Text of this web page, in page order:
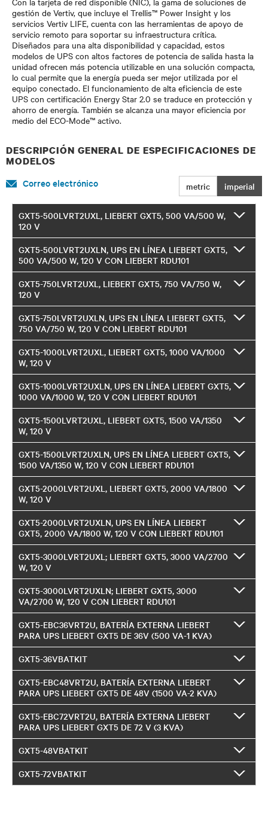
gestión de Vertiv, que incluye el Trellis™ Power Insight y los
servicios Vertiv LIFE, cuenta con las herramientas de apoyo de
servicio remoto para soportar su infraestructura crítica.
Diseñados para una alta disponibilidad y capacidad, estos
modelos de UPS con altos factores de potencia de salida hasta la
unidad ofrecen más potencia utilizable en una solución compacta,
lo cual permite que la energía pueda ser mejor utilizada por el
equipo conectado. El funcionamiento de alta eficiencia de este
UPS con certificación Energy Star 2.0 se traduce en protección y
ahorro de energía. También se alcanza una mayor eficiencia por
medio del ECO-Mode™ activo.
DESCRIPCIÓN GENERAL DE ESPECIFICACIONES DE
MODELOS
metric imperial
Correo electrónico
GXT5-500LVRT2UXL, LIEBERT GXT5, 500 VA/500 W,
120 V
GXT5-500LVRT2UXLN, UPS EN LÍNEA LIEBERT GXT5,
500 VA/500 W, 120 V CON LIEBERT RDU101
GXT5-750LVRT2UXL, LIEBERT GXT5, 750 VA/750 W,
120 V
GXT5-750LVRT2UXLN, UPS EN LÍNEA LIEBERT GXT5,
750 VA/750 W, 120 V CON LIEBERT RDU101
GXT5-1000LVRT2UXL, LIEBERT GXT5, 1000 VA/1000
W, 120 V
GXT5-1000LVRT2UXLN, UPS EN LÍNEA LIEBERT GXT5,
1000 VA/1000 W, 120 V CON LIEBERT RDU101
GXT5-1500LVRT2UXL, LIEBERT GXT5, 1500 VA/1350
W, 120 V
GXT5-1500LVRT2UXLN, UPS EN LÍNEA LIEBERT GXT5,
1500 VA/1350 W, 120 V CON LIEBERT RDU101
GXT5-2000LVRT2UXL, LIEBERT GXT5, 2000 VA/1800
W, 120 V
GXT5-2000LVRT2UXLN, UPS EN LÍNEA LIEBERT
GXT5, 2000 VA/1800 W, 120 V CON LIEBERT RDU101
GXT5-3000LVRT2UXL; LIEBERT GXT5, 3000 VA/2700
W, 120 V
GXT5-3000LVRT2UXLN; LIEBERT GXT5, 3000
VA/2700 W, 120 V CON LIEBERT RDU101
GXT5-EBC36VRT2U, BATERÍA EXTERNA LIEBERT
PARA UPS LIEBERT GXT5 DE 36V (500 VA-1 KVA)
GXT5-36VBATKIT
GXT5-EBC48VRT2U, BATERÍA EXTERNA LIEBERT
PARA UPS LIEBERT GXT5 DE 48V (1500 VA-2 KVA)
GXT5-EBC72VRT2U, BATERÍA EXTERNA LIEBERT
PARA UPS LIEBERT GXT5 DE 72 V (3 KVA)
GXT5-48VBATKIT
GXT5-72VBATKIT